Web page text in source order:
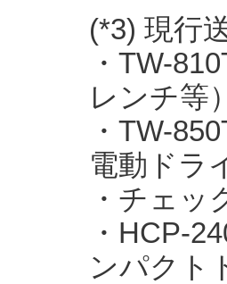
(*3) 現行
・TW-
レンチ等
・TW-
電動ドラ
・チェ
・HCP-
ンパクト